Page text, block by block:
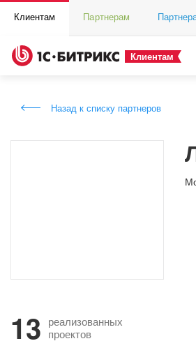
Клиентам Партнерам
Клиентам
Назад к списку партнеров
13 реализованных
проектов